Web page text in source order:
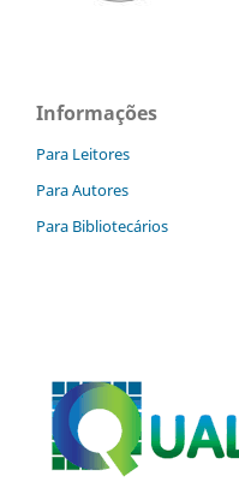
Informações
Para Leitores
Para Autores
Para Bibliotecários